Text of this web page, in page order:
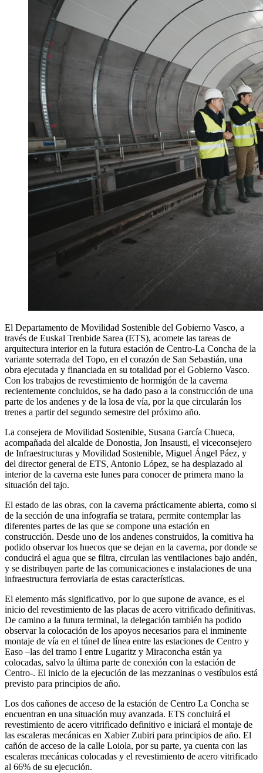
El Departamento de Movilidad Sostenible del Gobierno Vasco, a
través de Euskal Trenbide Sarea (ETS), acomete las tareas de
arquitectura interior en la futura estación de Centro-La Concha de la
variante soterrada del Topo, en el corazón de San Sebastián, una
obra ejecutada y financiada en su totalidad por el Gobierno Vasco.
Con los trabajos de revestimiento de hormigón de la caverna
recientemente concluidos, se ha dado paso a la construcción de una
parte de los andenes y de la losa de vía, por la que circularán los
trenes a partir del segundo semestre del próximo año.
La consejera de Movilidad Sostenible, Susana García Chueca,
acompañada del alcalde de Donostia, Jon Insausti, el viceconsejero
de Infraestructuras y Movilidad Sostenible, Miguel Ángel Páez, y
del director general de ETS, Antonio López, se ha desplazado al
interior de la caverna este lunes para conocer de primera mano la
situación del tajo.
El estado de las obras, con la caverna prácticamente abierta, como si
de la sección de una infografía se tratara, permite contemplar las
diferentes partes de las que se compone una estación en
construcción. Desde uno de los andenes construidos, la comitiva ha
podido observar los huecos que se dejan en la caverna, por donde se
conducirá el agua que se filtra, circulan las ventilaciones bajo andén,
y se distribuyen parte de las comunicaciones e instalaciones de una
infraestructura ferroviaria de estas características.
El elemento más significativo, por lo que supone de avance, es el
inicio del revestimiento de las placas de acero vitrificado definitivas.
De camino a la futura terminal, la delegación también ha podido
observar la colocación de los apoyos necesarios para el inminente
montaje de vía en el túnel de línea entre las estaciones de Centro y
Easo –las del tramo I entre Lugaritz y Miraconcha están ya
colocadas, salvo la última parte de conexión con la estación de
Centro-. El inicio de la ejecución de las mezzaninas o vestíbulos está
previsto para principios de año.
Los dos cañones de acceso de la estación de Centro La Concha se
encuentran en una situación muy avanzada. ETS concluirá el
revestimiento de acero vitrificado definitivo e iniciará el montaje de
las escaleras mecánicas en Xabier Zubiri para principios de año. El
cañón de acceso de la calle Loiola, por su parte, ya cuenta con las
escaleras mecánicas colocadas y el revestimiento de acero vitrificado
al 66% de su ejecución.